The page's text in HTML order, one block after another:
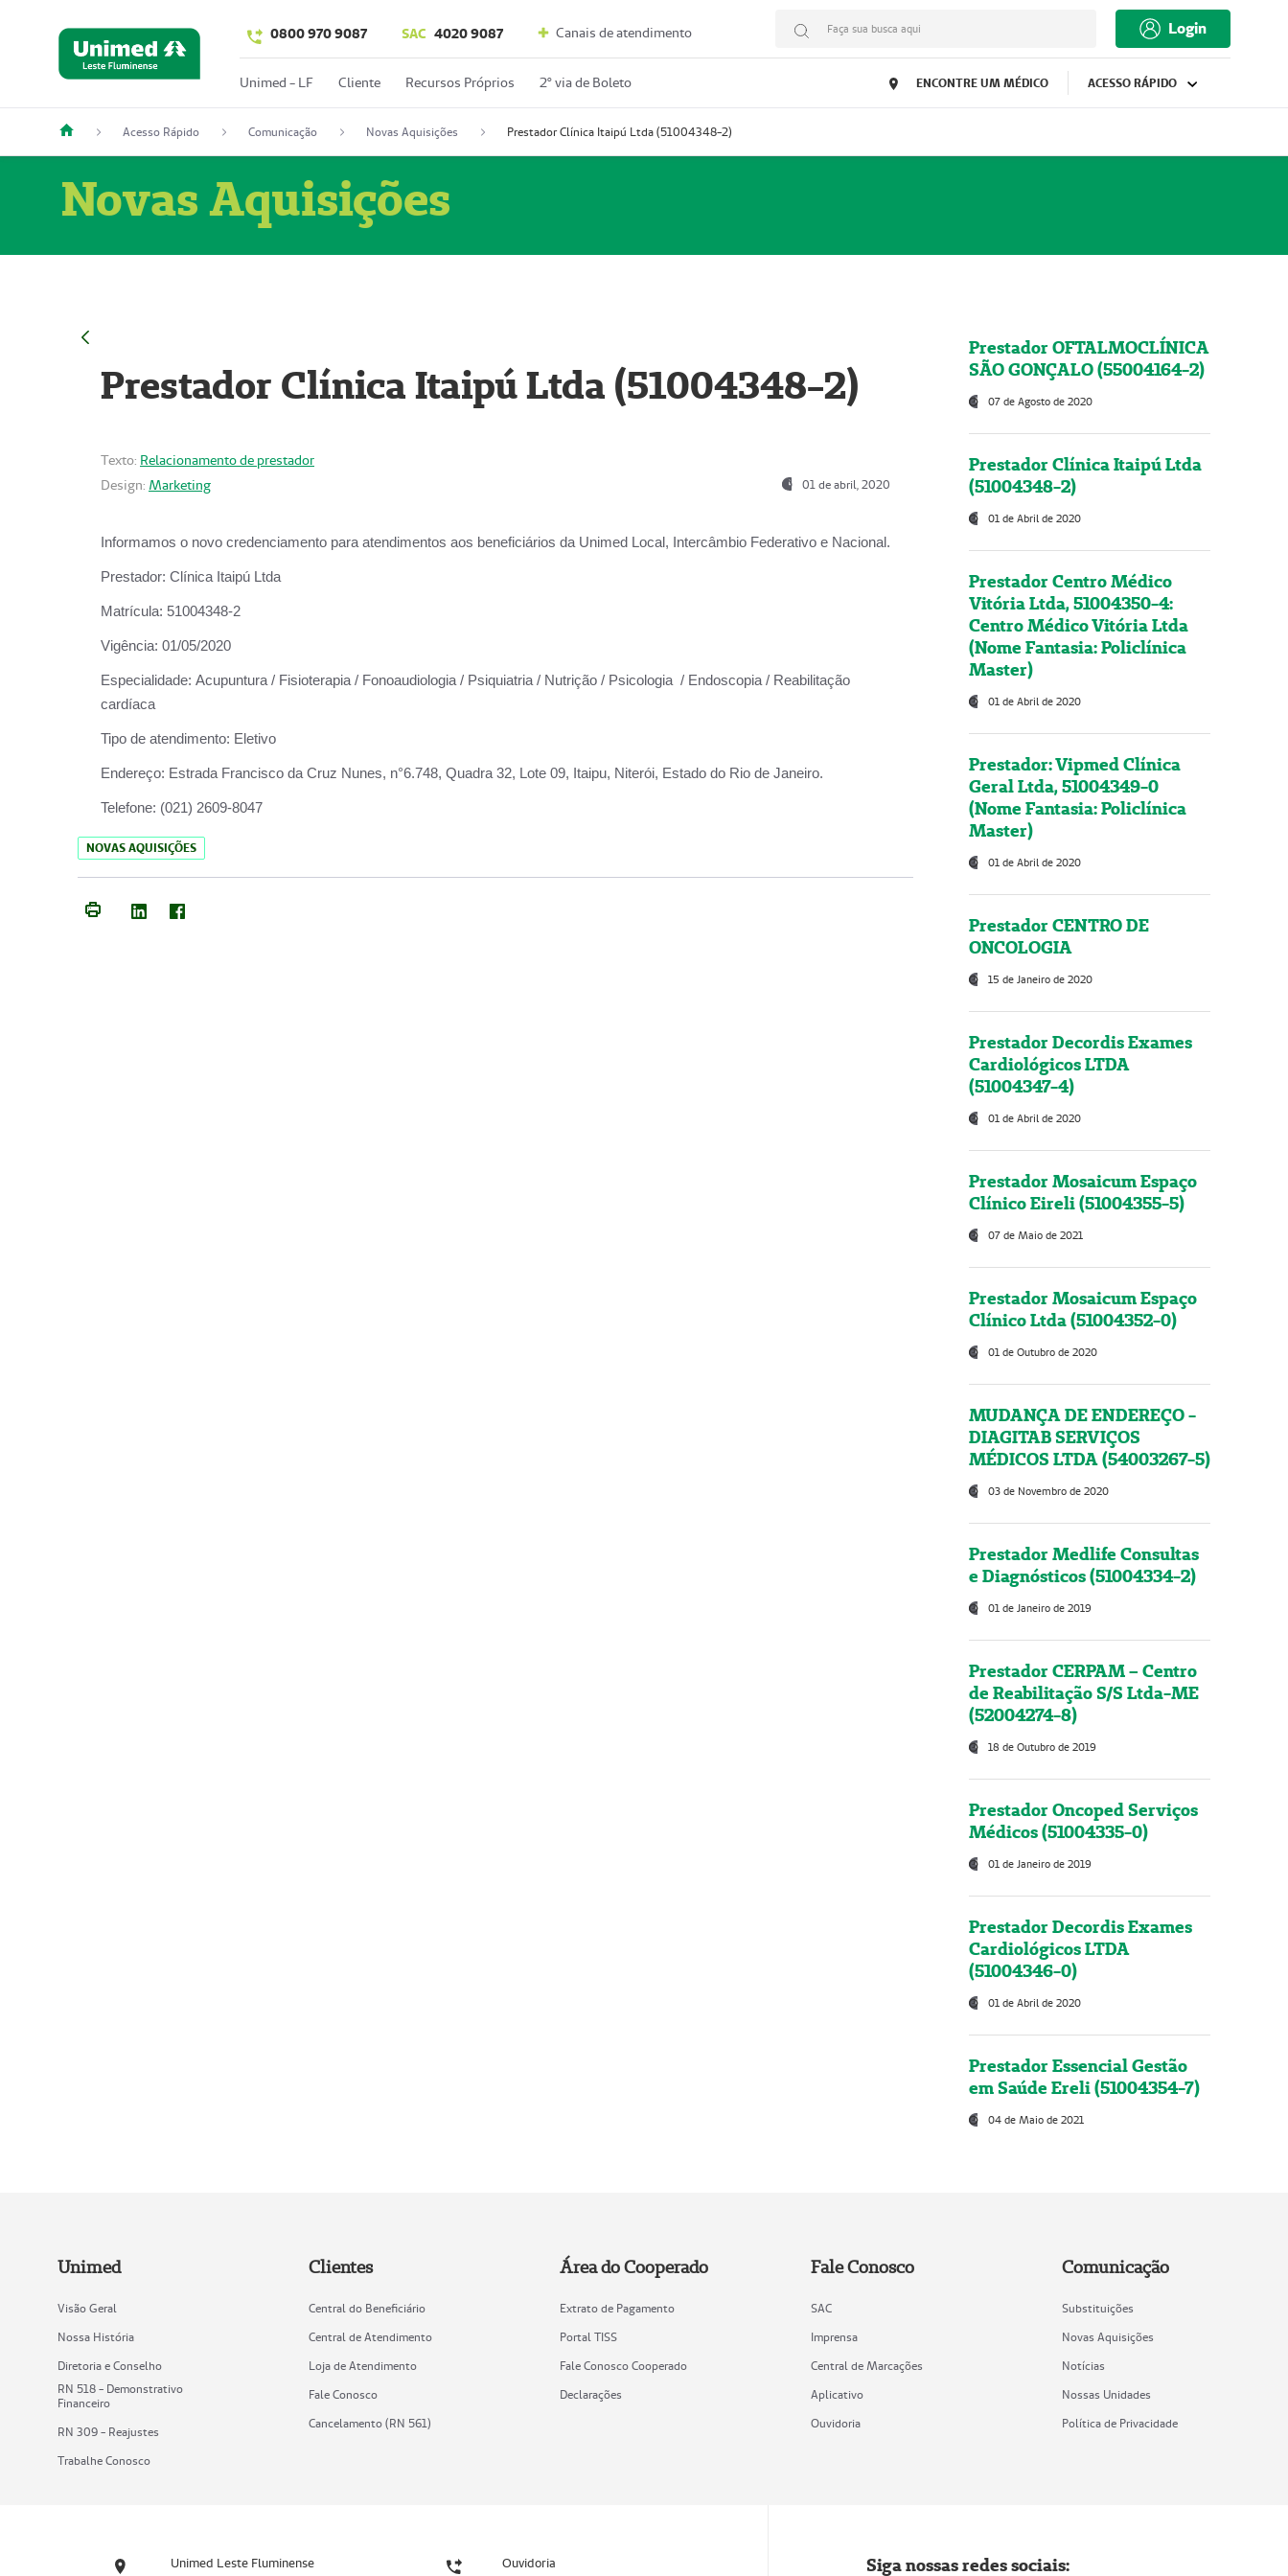
0800 970 9087 SAC 4020 9087 Canais de atendimento Faça sua busca aqui Login
Unimed - LF Cliente Recursos Próprios 2º via de Boleto ENCONTRE UM MÉDICO ACESSO RÁPIDO
Acesso Rápido Comunicação Novas Aquisições Prestador Clínica Itaipú Ltda (51004348-2)
Novas Aquisições
Prestador Clínica Itaipú Ltda (51004348-2)
Texto: Relacionamento de prestador
Design: Marketing 01 de abril, 2020
Informamos o novo credenciamento para atendimentos aos beneficiários da Unimed Local, Intercâmbio Federativo e Nacional.
Prestador: Clínica Itaipú Ltda
Matrícula: 51004348-2
Vigência: 01/05/2020
Especialidade: Acupuntura / Fisioterapia / Fonoaudiologia / Psiquiatria / Nutrição / Psicologia / Endoscopia / Reabilitação
cardíaca
Tipo de atendimento: Eletivo
Endereço: Estrada Francisco da Cruz Nunes, n°6.748, Quadra 32, Lote 09, Itaipu, Niterói, Estado do Rio de Janeiro.
Telefone: (021) 2609-8047
NOVAS AQUISIÇÕES
Prestador OFTALMOCLÍNICA
SÃO GONÇALO (55004164-2)
07 de Agosto de 2020
Prestador Clínica Itaipú Ltda
(51004348-2)
01 de Abril de 2020
Prestador Centro Médico
Vitória Ltda, 51004350-4:
Centro Médico Vitória Ltda
(Nome Fantasia: Policlínica
Master)
01 de Abril de 2020
Prestador: Vipmed Clínica
Geral Ltda, 51004349-0
(Nome Fantasia: Policlínica
Master)
01 de Abril de 2020
Prestador CENTRO DE
ONCOLOGIA
15 de Janeiro de 2020
Prestador Decordis Exames
Cardiológicos LTDA
(51004347-4)
01 de Abril de 2020
Prestador Mosaicum Espaço
Clínico Eireli (51004355-5)
07 de Maio de 2021
Prestador Mosaicum Espaço
Clínico Ltda (51004352-0)
01 de Outubro de 2020
MUDANÇA DE ENDEREÇO -
DIAGITAB SERVIÇOS
MÉDICOS LTDA (54003267-5)
03 de Novembro de 2020
Prestador Medlife Consultas
e Diagnósticos (51004334-2)
01 de Janeiro de 2019
Prestador CERPAM – Centro
de Reabilitação S/S Ltda-ME
(52004274-8)
18 de Outubro de 2019
Prestador Oncoped Serviços
Médicos (51004335-0)
01 de Janeiro de 2019
Prestador Decordis Exames
Cardiológicos LTDA
(51004346-0)
01 de Abril de 2020
Prestador Essencial Gestão
em Saúde Ereli (51004354-7)
04 de Maio de 2021
Unimed
Visão Geral
Nossa História
Diretoria e Conselho
RN 518 - Demonstrativo
Financeiro
RN 309 - Reajustes
Trabalhe Conosco
Clientes
Central do Beneficiário
Central de Atendimento
Loja de Atendimento
Fale Conosco
Cancelamento (RN 561)
Área do Cooperado
Extrato de Pagamento
Portal TISS
Fale Conosco Cooperado
Declarações
Fale Conosco
SAC
Imprensa
Central de Marcações
Aplicativo
Ouvidoria
Comunicação
Substituições
Novas Aquisições
Notícias
Nossas Unidades
Política de Privacidade
Unimed Leste Fluminense Ouvidoria Siga nossas redes sociais: